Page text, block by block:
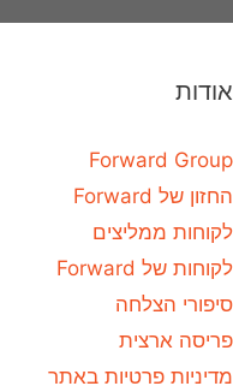
אודות
Forward Group
החזון של Forward
לקוחות ממליצים
לקוחות של Forward
סיפורי הצלחה
פריסה ארצית
מדיניות פרטיות באתר